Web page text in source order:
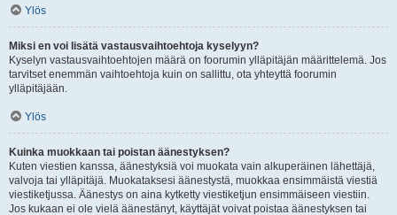
Ylös
Miksi en voi lisätä vastausvaihtoehtoja kyselyyn?
Kyselyn vastausvaihtoehtojen määrä on foorumin ylläpitäjän määrittelemä. Jos
tarvitset enemmän vaihtoehtoja kuin on sallittu, ota yhteyttä foorumin
ylläpitäjään.
Ylös
Kuinka muokkaan tai poistan äänestyksen?
Kuten viestien kanssa, äänestyksiä voi muokata vain alkuperäinen lähettäjä,
valvoja tai ylläpitäjä. Muokataksesi äänestystä, muokkaa ensimmäistä viestiä
viestiketjussa. Äänestys on aina kytketty viestiketjun ensimmäiseen viestiin.
Jos kukaan ei ole vielä äänestänyt, käyttäjät voivat poistaa äänestyksen tai